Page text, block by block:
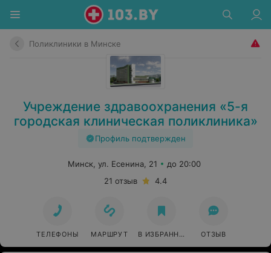
Поликлиники в Минске
Учреждение здравоохранения «5-я
городская клиническая поликлиника»
Профиль подтвержден
Минск, ул. Есенина, 21
до 20:00
21 отзыв
4.4
ТЕЛЕФОНЫ МАРШРУТ В ИЗБРАННОЕ ОТЗЫВ